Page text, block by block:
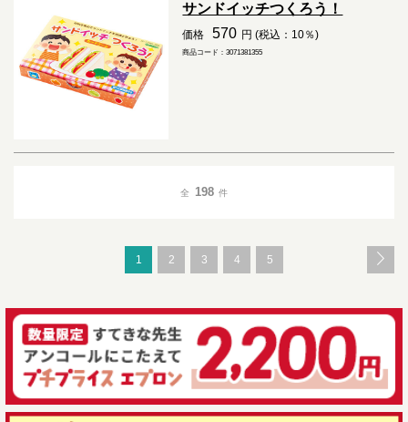
サンドイッチつくろう！
価格 570 円 (税込：10％)
商品コード：3071381355
全 198 件
1 2 3 4 5